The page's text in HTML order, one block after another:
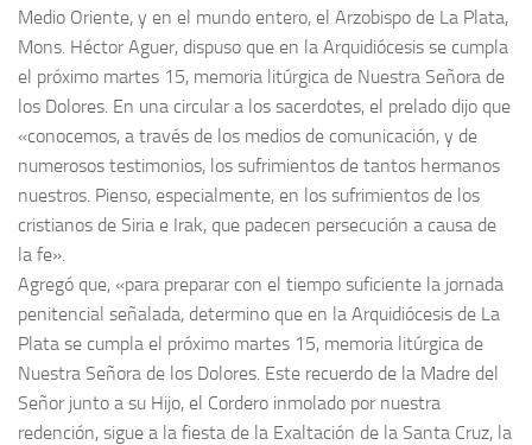
Medio Oriente, y en el mundo entero, el Arzobispo de La Plata,
Mons. Héctor Aguer, dispuso que en la Arquidiócesis se cumpla
el próximo martes 15, memoria litúrgica de Nuestra Señora de
los Dolores. En una circular a los sacerdotes, el prelado dijo que
«conocemos, a través de los medios de comunicación, y de
numerosos testimonios, los sufrimientos de tantos hermanos
nuestros. Pienso, especialmente, en los sufrimientos de los
cristianos de Siria e Irak, que padecen persecución a causa de
la fe».
Agregó que, «para preparar con el tiempo suficiente la jornada
penitencial señalada, determino que en la Arquidiócesis de La
Plata se cumpla el próximo martes 15, memoria litúrgica de
Nuestra Señora de los Dolores. Este recuerdo de la Madre del
Señor junto a su Hijo, el Cordero inmolado por nuestra
redención, sigue a la fiesta de la Exaltación de la Santa Cruz, la